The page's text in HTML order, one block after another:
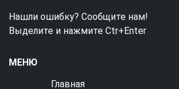
Нашли ошибку? Сообщите нам!
Выделите и нажмите Ctr+Enter
МЕНЮ
Главная